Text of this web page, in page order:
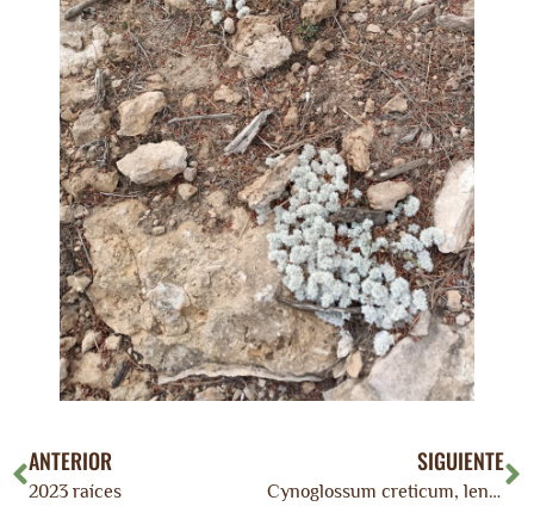
ANTERIOR
2023 raíces
SIGUIENTE
Cynoglossum creticum, lengua de perro, besneula blava.